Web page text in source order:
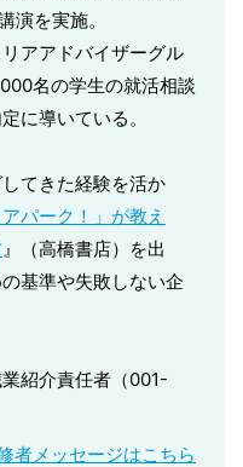
演を実施。
アアドバイザーグル
名の学生の就活相談
に導いている。
てきた経験を活か
パーク！」が教え
』（高橋書店）を出
基準や失敗しない企
紹介責任者（001-
者メッセージはこちら